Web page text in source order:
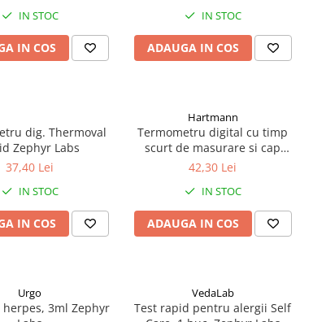
IN STOC
IN COS
IN STOC
ADAUGA IN COS
dig. Thermoval
Zephyr Labs
37,40 Lei
IN STOC
IN COS
Hartmann
Termometru digital cu timp
scurt de masurare si cap
flexibil Thermoval Kids Flex
42,30 Lei
IN STOC
ADAUGA IN COS
Urgo
herpes, 3ml Zephyr
VedaLab
Test rapid pentru alergii Self